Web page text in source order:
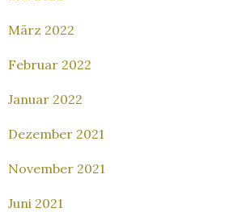
März 2022
Februar 2022
Januar 2022
Dezember 2021
November 2021
Juni 2021